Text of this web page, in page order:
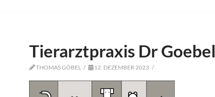
Tierarztpraxis Dr Goebel
THOMAS GÖBEL 12. DEZEMBER 2023